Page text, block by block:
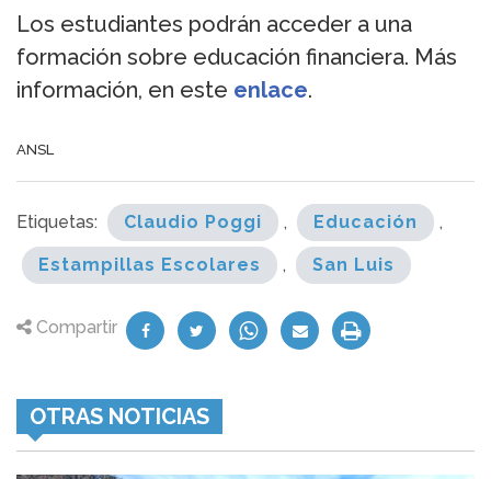
Los estudiantes podrán acceder a una
formación sobre educación financiera. Más
información, en este enlace.
ANSL
Etiquetas: Claudio Poggi , Educación ,
Estampillas Escolares , San Luis
Compartir
OTRAS NOTICIAS